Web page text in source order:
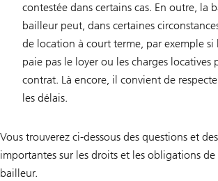
contestée dans certains cas. En outre, la
bailleur peut, dans certaines
de location à court terme, par exemple
paie pas le loyer ou les charges locatives
contrat. Là encore, il convient de
les délais.
Vous trouverez ci-dessous des questions et
importantes sur les droits et les obligations
bailleur.